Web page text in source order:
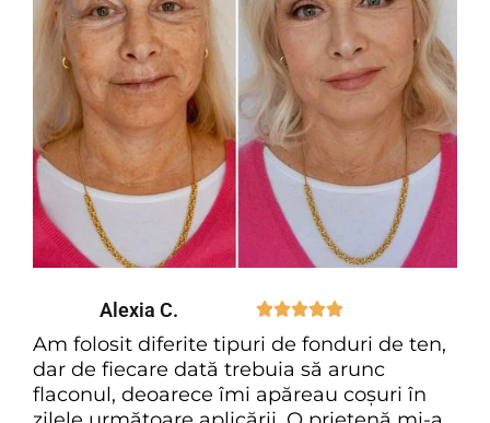
Alexia C. 
Am folosit diferite tipuri de fonduri de ten,
dar de fiecare dată trebuia să arunc
flaconul, deoarece îmi apăreau coșuri în